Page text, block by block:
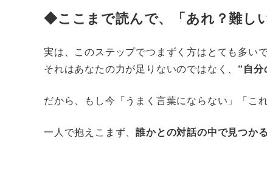
◆ここまで読んで、「あれ？難し
実は、このステップでつまずく方はとても多いで
それはあなたの力が足りないのではなく、 “自
だから、もし今「うまく言葉にならない」「
一人で抱えこまず、誰かとの対話の中で見つか